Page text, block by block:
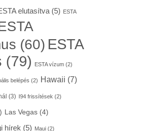
elutasítva(5) ESTA
(60) ESTA
(79) ESTA vízum(2)
belépés (2) Hawaii (7)
(3) I94 frissítések (2)
Las Vegas(4)
hírek(5) Maui(2)